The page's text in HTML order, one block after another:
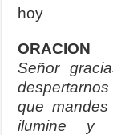
hoy
ORACION
Señor
que
ilumine y